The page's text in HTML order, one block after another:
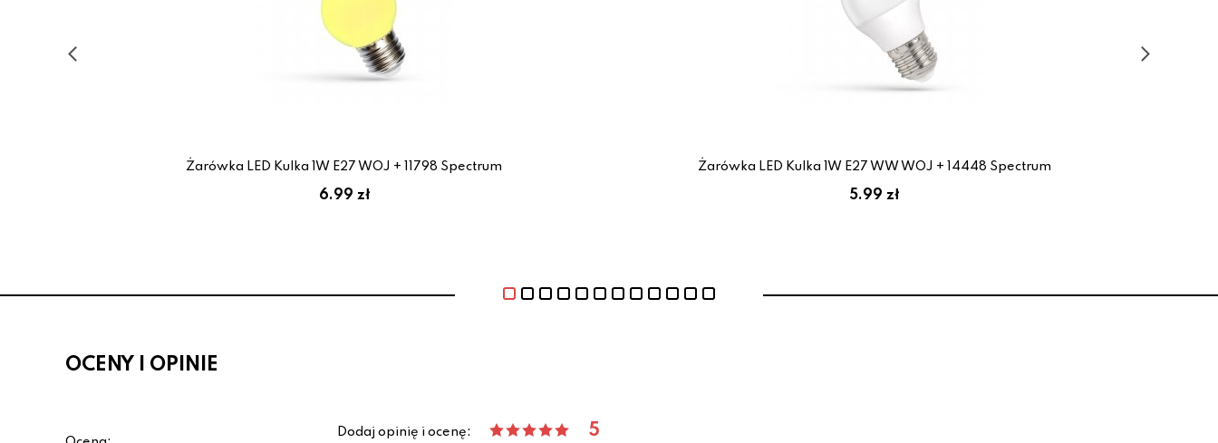
Żarówka LED Kulka 1W E27 WOJ + 11798 Spectrum
6.99 zł
Żarówka LED Kulka 1W E27 WW WOJ + 14448 Spectrum
5.99 zł
OCENY I OPINIE
Dodaj opinię i ocenę: 5